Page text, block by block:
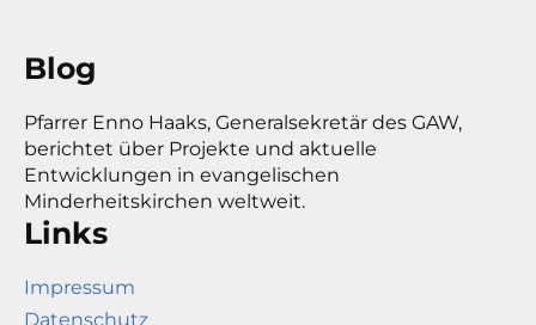
Blog
Pfarrer Enno Haaks, Generalsekretär des GAW,
berichtet über Projekte und aktuelle
Entwicklungen in evangelischen
Minderheitskirchen weltweit.
Links
Impressum
Datenschutz